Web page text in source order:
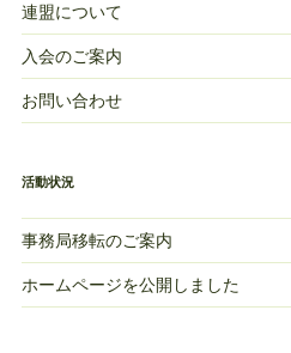
連盟について
入会のご案内
お問い合わせ
活動状況
事務局移転のご案内
ホームページを公開しました